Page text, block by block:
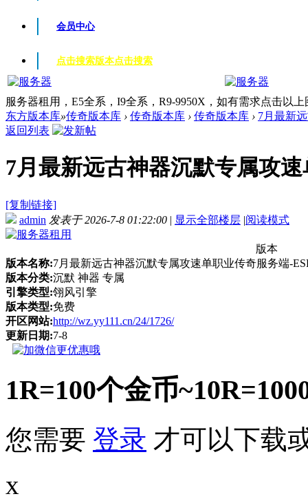
会员中心
点击搜索版本点击搜索
服务器租用，E5全系，I9全系，R9-9950X，如有需求点击以
东方版本库»传奇版本库 › 传奇版本库 › 传奇版本库 › 7月最新
返回列表
7月最新远古神器沉默专属攻
[复制链接]
admin 发表于 2026-7-8 01:22:00 | 显示全部楼层 |阅读模式
版本
版本名称:7月最新远古神器沉默专属攻速单职业传奇服务端-
版本分类:沉默 神器 专属
引擎类型:翎风引擎
版本类型:免费
开区网站:http://wz.yy111.cn/24/1726/
更新日期:7-8
1R=100个金币
您需要 登录 才可以下载
x